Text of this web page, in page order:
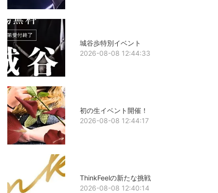
城谷歩特別イベント
2026-08-08 12:44:33
初の生イベント開催！
2026-08-08 12:44:17
ThinkFeelの新たな挑戦
2026-08-08 12:40:14